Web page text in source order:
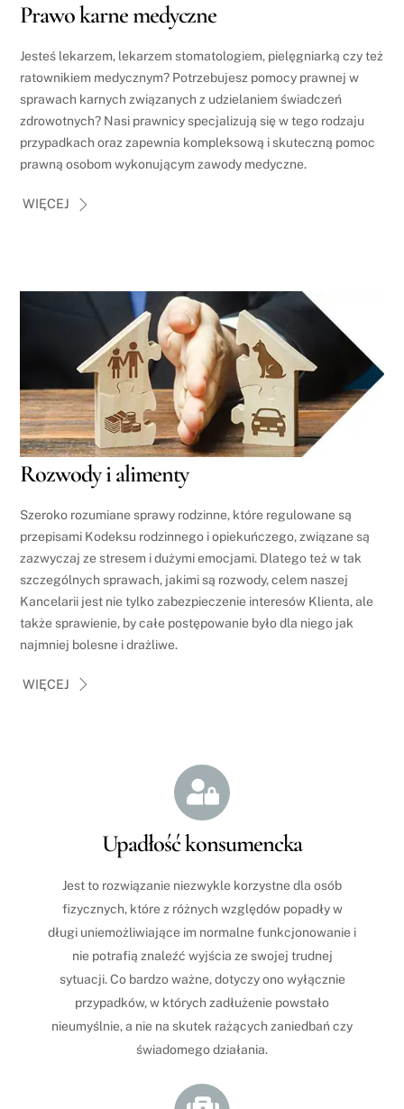
Prawo karne medyczne
Jesteś lekarzem, lekarzem stomatologiem, pielęgniarką czy też
ratownikiem medycznym? Potrzebujesz pomocy prawnej w
sprawach karnych związanych z udzielaniem świadczeń
zdrowotnych? Nasi prawnicy specjalizują się w tego rodzaju
przypadkach oraz zapewnia kompleksową i skuteczną pomoc
prawną osobom wykonującym zawody medyczne.
WIĘCEJ
Rozwody i alimenty
Szeroko rozumiane sprawy rodzinne, które regulowane są
przepisami Kodeksu rodzinnego i opiekuńczego, związane są
zazwyczaj ze stresem i dużymi emocjami. Dlatego też w tak
szczególnych sprawach, jakimi są rozwody, celem naszej
Kancelarii jest nie tylko zabezpieczenie interesów Klienta, ale
także sprawienie, by całe postępowanie było dla niego jak
najmniej bolesne i drażliwe.
WIĘCEJ
Icon
label
Upadłość konsumencka
Jest to rozwiązanie niezwykle korzystne dla osób
fizycznych, które z różnych względów popadły w
długi uniemożliwiające im normalne funkcjonowanie i
nie potrafią znaleźć wyjścia ze swojej trudnej
sytuacji. Co bardzo ważne, dotyczy ono wyłącznie
przypadków, w których zadłużenie powstało
nieumyślnie, a nie na skutek rażących zaniedbań czy
świadomego działania.